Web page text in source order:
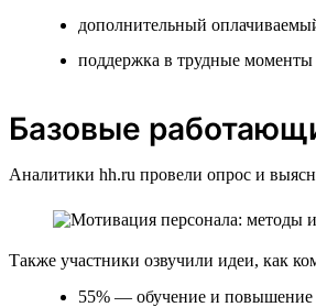
дополнительный
поддержка в трудные
Базовые
Аналитики hh.ru провели опрос и
Также участники озвучили идеи, как
55% — обучение и повышение